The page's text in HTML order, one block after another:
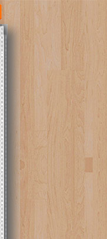
Donasi Wakaf
Qur'an & TK Islam
di Jonggol